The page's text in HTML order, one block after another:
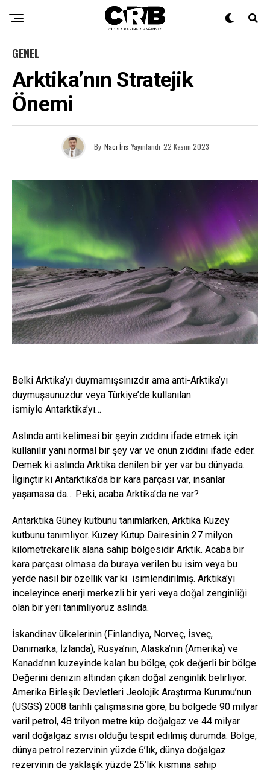
GENEL
Arktika’nın Stratejik
Önemi
By Naci İris Yayınlandı 22 Kasım 2023
Belki Arktika’yı duymamışsınızdır ama anti-Arktika’yı
duymuşsunuzdur veya Türkiye’de kullanılan
ismiyle Antarktika’yı…
Aslında anti kelimesi bir şeyin zıddını ifade etmek için
kullanılır yani normal bir şey var ve onun zıddını ifade eder.
Demek ki aslında Arktika denilen bir yer var bu dünyada…
İlginçtir ki Antarktika’da bir kara parçası var, insanlar
yaşamasa da… Peki, acaba Arktika’da ne var?
Antarktika Güney kutbunu tanımlarken, Arktika Kuzey
kutbunu tanımlıyor. Kuzey Kutup Dairesinin 27 milyon
kilometrekarelik alana sahip bölgesidir Arktik. Acaba bir
kara parçası olmasa da buraya verilen bu isim veya bu
yerde nasıl bir özellik var ki isimlendirilmiş. Arktika’yı
inceleyince enerji merkezli bir yeri veya doğal zenginliği
olan bir yeri tanımlıyoruz aslında.
İskandinav ülkelerinin (Finlandiya, Norveç, İsveç,
Danimarka, İzlanda), Rusya’nın, Alaska’nın (Amerika) ve
Kanada’nın kuzeyinde kalan bu bölge, çok değerli bir bölge.
Değerini denizin altından çıkan doğal zenginlik belirliyor.
Amerika Birleşik Devletleri Jeolojik Araştırma Kurumu’nun
(USGS) 2008 tarihli çalışmasına göre, bu bölgede 90 milyar
varil petrol, 48 trilyon metre küp doğalgaz ve 44 milyar
varil doğalgaz sıvısı olduğu tespit edilmiş durumda. Bölge,
dünya petrol rezervinin yüzde 6’lık, dünya doğalgaz
rezervinin de yaklaşık yüzde 25’lik kısmına sahip